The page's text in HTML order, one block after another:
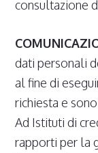
consultazione
dati personali
al fine di
richiesta e
Ad Istituti di
rapporti per la